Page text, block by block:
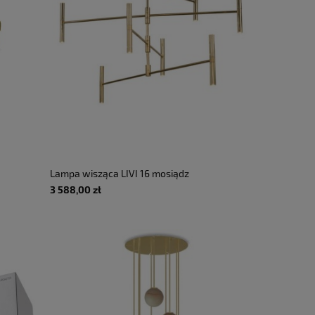
Lampa wisząca LIVI 16 mosiądz
polerowany - 16x2.5W G9 220-
3 588,00 zł